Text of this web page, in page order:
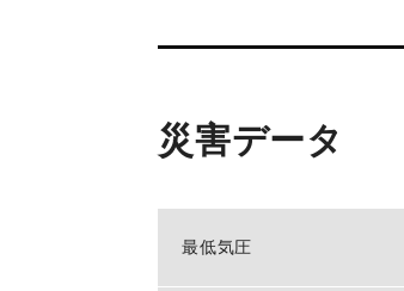
災害データ
最低気圧